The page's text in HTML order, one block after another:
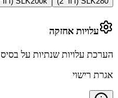
עלויות אחזקה
הערכת עלויות שנתיות על בסיס 15,000 ק״מ בשנה
אגרת רישוי